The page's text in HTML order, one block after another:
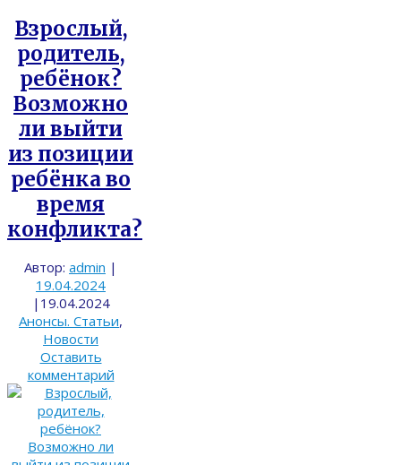
Взрослый,
родитель,
ребёнок?
Возможно
ли выйти
из позиции
ребёнка во
время
конфликта?
Автор: admin |
19.04.2024
| 19.04.2024
Анонсы. Статьи,
Новости
Оставить
комментарий